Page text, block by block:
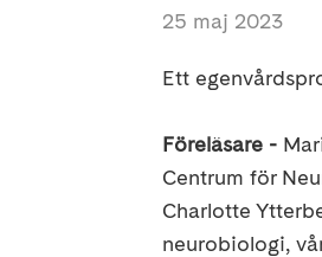
25 maj 2023
Ett
Föreläsare -
Centrum för
Charlotte
neurobiologi,